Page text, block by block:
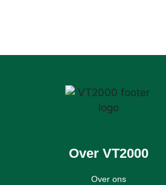
Over VT2000
Over ons